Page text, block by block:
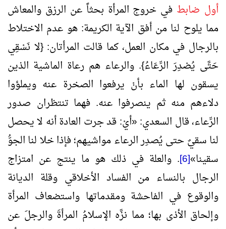
أول ضابط في خروج المرأة بحثاً عن الرزق والمعاش
مما يلوح لنا من أفق الآية الكريمة: هو عدم الاختلاط
بالرجال في مكان العمل، كما قالت المرأتان: {لا نَسْقِي
حَتَّى يُصْدِرَ الرِّعَاءُ}. والرعاء هم رعاة الماشية الذين
يسقون لها الماء بأنْ يرفعوا الصخرة عنه ويملؤوا
دلاءهم منه ثم ينصرفوا عنه. فهما تنتظران صدور
الرِّعاء، قال السعدي:«أيْ: قد جرت العادة أنه لا يحصل
لنا سقيٌ حتى يُصدِر الرعاء مواشيهم؛ فإذا خلا لنا الجوُّ
سقينا»
[6] . والعلة في ذلك هو ما ينتج عن امتزاج
الرجال بالنساء من الفساد الأخلاقي وقلة الديانة
والوقوع في الفاحشة ومقدماتها واستضعاف المرأة
وإلحاق الأذى بها؛ مما نزَّه الإسلامُ المرأةَ والرجلَ عن